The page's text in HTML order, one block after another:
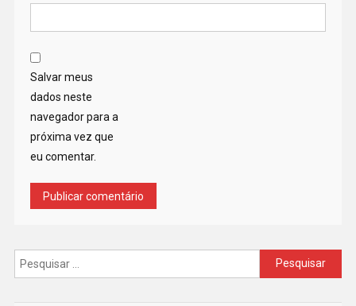
Salvar meus
dados neste
navegador para a
próxima vez que
eu comentar.
Pesquisar
por: